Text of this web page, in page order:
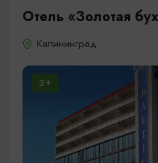
Отель «Золотая
Калининград
3